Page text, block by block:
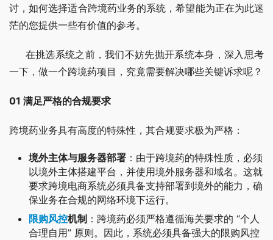
讨，如何选择适合跨境药业务的系统，希望能为正在为此迷
茫的您提供一些有价值的参考。
在挑选系统之前，我们不妨先抛开系统本身，深入思考
一下，做一个跨境药项目，究竟需要解决哪些关键诉求呢？
01 满足严格的合规要求
跨境药业务具有高度的特殊性，其合规要求极为严格：
境外主体与服务器部署 ：由于跨境药的特殊性质，必须
以境外主体搭建平台，并使用境外服务器和域名。这就
要求跨境电商系统必须具备支持部署到境外的能力，确
保业务在合规的网络环境下运行。
限购风控机制 ：跨境药必须严格遵循海关要求的 “个人
合理自用” 原则。因此，系统必须具备强大的限购风控